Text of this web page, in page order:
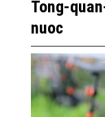
Tong-
nuoc